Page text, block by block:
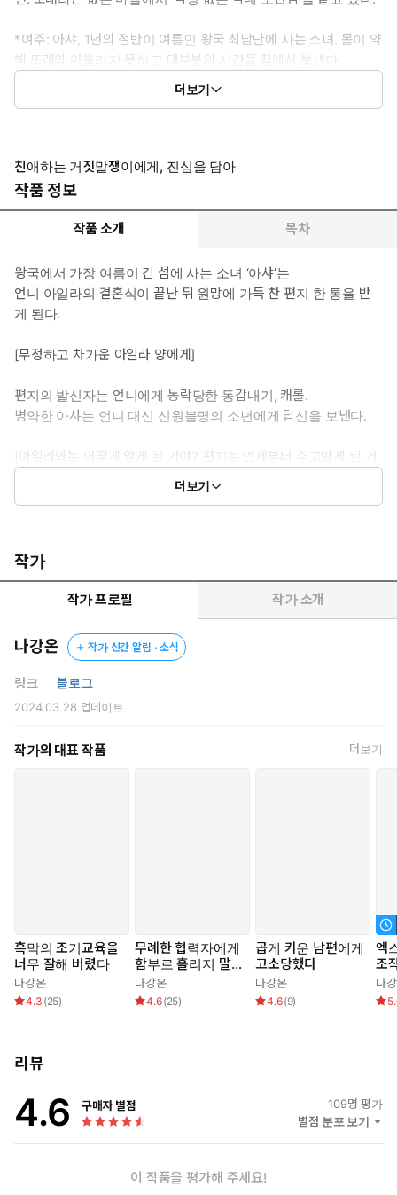
*여주: 아샤, 1년의 절반이 여름인 왕국 최남단에 사는 소녀. 몸이 약
해 또래와 어울리지 못하고 대부분의 시간을 집에서 보낸다.
*이럴 때 보세요: 편지를 통해 운명적으로 사랑에 빠지는 두 주인공
*공감 글귀: 갑자기 궁금해지네. 아샤, 넌 날 어떻게 생각해?
더보기
친애하는 거짓말쟁이에게, 진심을 담아
작품 정보
작품 소개 목차
왕국에서 가장 여름이 긴 섬에 사는 소녀 ‘아샤’는
언니 아일라의 결혼식이 끝난 뒤 원망에 가득 찬 편지 한 통을 받
게 된다.
[무정하고 차가운 아일라 양에게]
편지의 발신자는 언니에게 농락당한 동갑내기, 캐롤.
병약한 아샤는 언니 대신 신원불명의 소년에게 답신을 보낸다.
[아일라와는 어떻게 알게 된 거야? 편지는 언제부터 주고받게 된 거
아직 약간의 친절함이 남아 있다면, 답장을 보내 줘.]
실연에 빠져 비참하게 허우적거리는 남자를 보니 유쾌해?
지루한 침상 생활에 조금이나마 활력이 되었다니 위안이 되네.]
호기심으로 시작한 편지는 남들에겐 말하지 않는 ‘비밀’들로 채워져
간다.
[네 얘기를 좀 해 줘. 파티는 혼자 가기로 했니?
아니면, 집까지 짐을 들어 줬다는 그 남자애와?
그러나 그림 속 우편 배달부를 통해 전해지던 캐롤의 소식은
더보기
작가
작가 프로필 작가 소개
나강온 작가 신간 알림 · 소식
링크 블로그
2024.03.28 업데이트
작가의 대표 작품 더보기
흑막의 조기교육을
너무 잘해 버렸다
나강온
4.3 (25)
무례한 협력자에게
함부로 홀리지 말
것
나강온
4.6(25)
곱게 키운 남편에게
고소당했다
나강온
4.6(9)
엑
조
나
리뷰
4.6 구매자 별점 109명 평가
별점 분포 보기
이 작품을 평가해 주세요!